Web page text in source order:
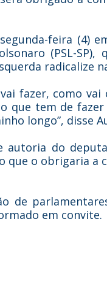
feira (4)
(PSL-
radicalize
fazer, como
que tem de
longo”, disse
do
que o obrigaria a
de
em convite.